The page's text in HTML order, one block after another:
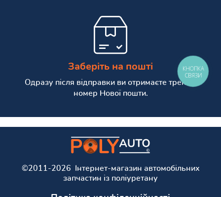
Заберіть на пошті
Одразу після відправки ви отримаєте трекінг
номер Нової пошти.
©2011-2026 Інтернет-магазин автомобільних
запчастин із поліуретану
КНОПКА
СВЯЗИ